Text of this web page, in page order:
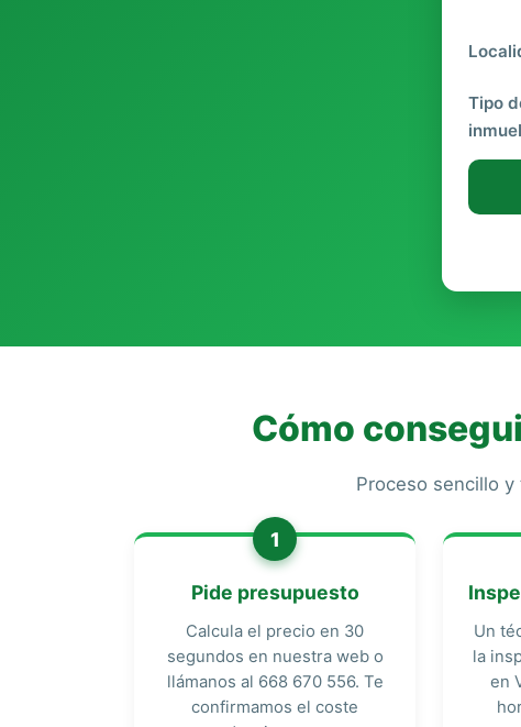
Tipo
Cómo
Proceso sencillo
1
Pide presupuesto
Calcula el precio en 30
segundos en nuestra web o
llámanos al 668 670 556. Te
confirmamos el coste
Un
la
en